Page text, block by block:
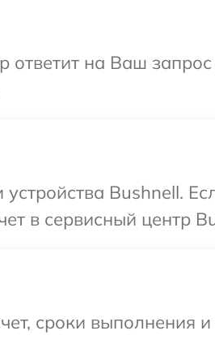
ответит на Ваш
Bushnell.
в сервисный центр
сроки выполнения